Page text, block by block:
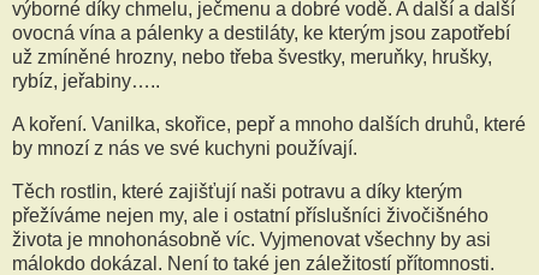
výborné díky chmelu, ječmenu a dobré vodě. A další a další
ovocná vína a pálenky a destiláty, ke kterým jsou zapotřebí
už zmíněné hrozny, nebo třeba švestky, meruňky, hrušky,
rybíz, jeřabiny…..
A koření. Vanilka, skořice, pepř a mnoho dalších druhů, které
by mnozí z nás ve své kuchyni používají.
Těch rostlin, které zajišťují naši potravu a díky kterým
přežíváme nejen my, ale i ostatní příslušníci živočišného
života je mnohonásobně víc. Vyjmenovat všechny by asi
málokdo dokázal. Není to také jen záležitostí přítomnosti.